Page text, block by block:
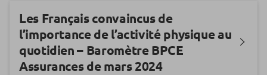
Les Français convaincus de
l’importance de l’activité physique au
quotidien – Baromètre BPCE
Assurances de mars 2024